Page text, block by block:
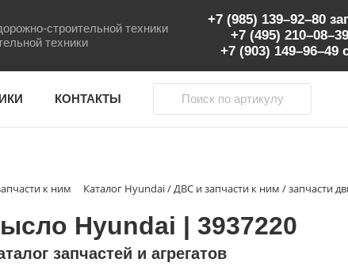
строительной техники
техники
+7 (985) 139–92–80
+7 (495) 210–08–39
+7 (903) 149–96–49
КОНТАКТЫ
к ним Каталог Hyundai / ДВС и запчасти к ним / запчасти
Hyundai | 3937220
запчастей и агрегатов